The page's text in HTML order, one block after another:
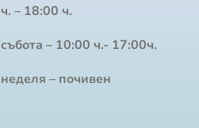
ч. – 18:00 ч.
събота – 10:00 ч.- 17:00ч.
неделя – почивен